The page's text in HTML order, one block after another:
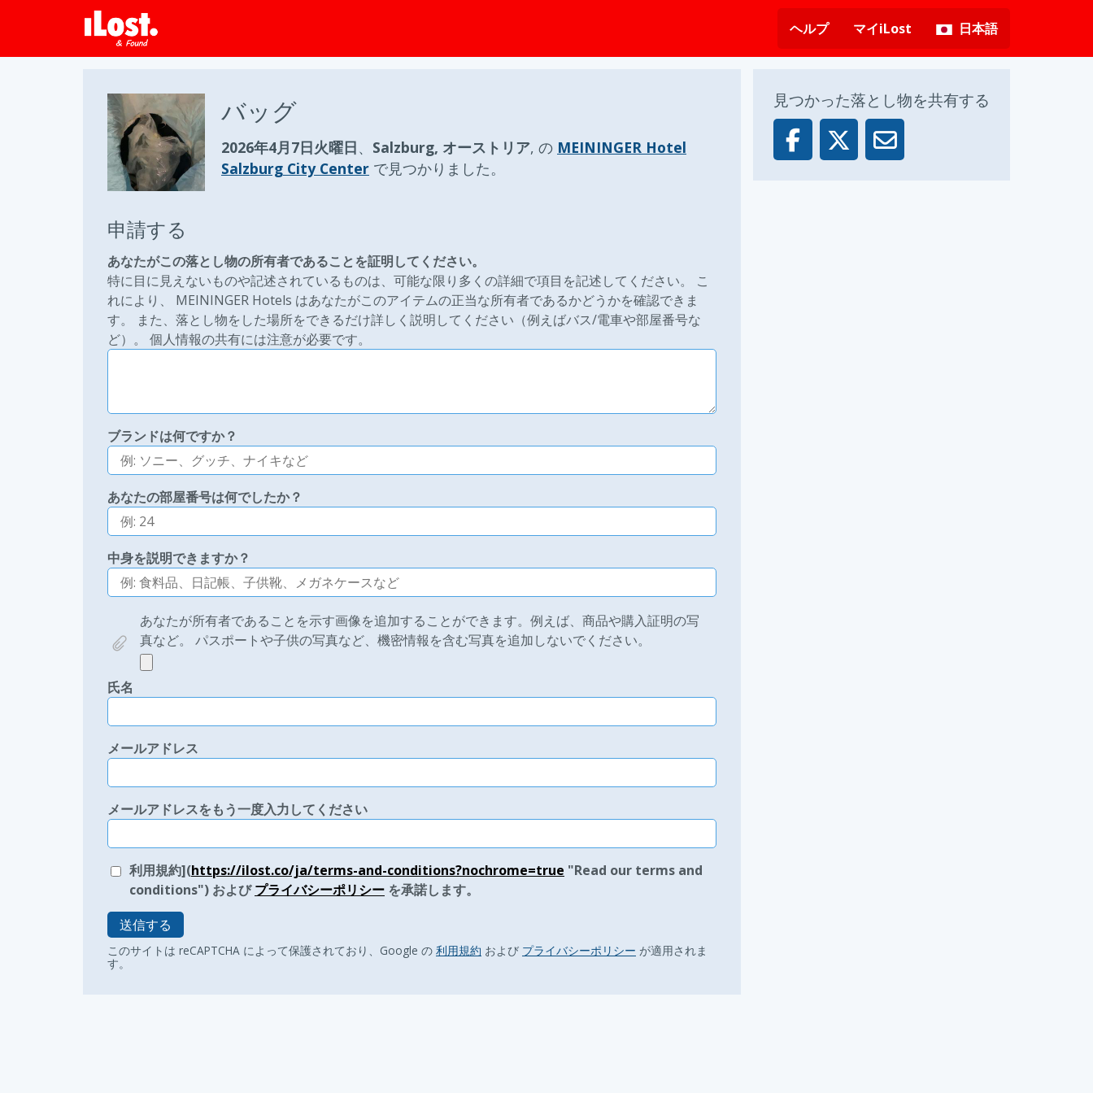
ヘルプ
マイiLost 日本語
バッグ
2026年4月7日火曜日、 Salzburg, オーストリア, の MEININGER Hotel
Salzburg City Center で見つかりました。
申請する
あなたがこの落とし物の所有者であることを証明してください。
特に目に見えないものや記述されているものは、可能な限り多くの詳細で項目を記述してください。 こ
れにより、 MEININGER Hotels はあなたがこのアイテムの正当な所有者であるかどうかを確認できま
す。 また、落とし物をした場所をできるだけ詳しく説明してください（例えばバス/電車や部屋番号な
ど）。 個人情報の共有には注意が必要です。
ブランドは何ですか？
あなたの部屋番号は何でしたか？
中身を説明できますか？
あなたが所有者であることを示す画像を追加することができます。例えば、商品や購入証明の写
真など。 パスポートや子供の写真など、機密情報を含む写真を追加しないでください。
氏名
メールアドレス
メールアドレスをもう一度入力してください
利用規約](https://ilost.co/ja/terms-and-conditions?nochrome=true "Read our terms and
conditions") およびプライバシーポリシー を承諾します。
送信する
このサイトは reCAPTCHA によって保護されており、Google の 利用規約 および プライバシーポリシー が適用されま
す。
見つかった落とし物を共有する